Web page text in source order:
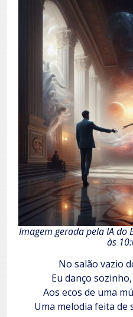
Imagem gerada pela IA do
às
No salão vazio
Eu danço
Aos ecos de uma
Uma melodia feita de